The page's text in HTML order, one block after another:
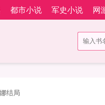
都市小说 军史小说 网
结局